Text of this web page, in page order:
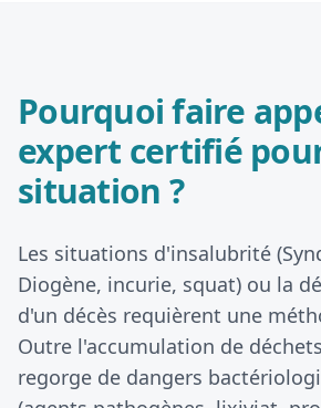
Pourquoi faire
expert certifié
situation ?
Les situations d'insalubrité
Diogène, incurie, squat) ou la
d'un décès requièrent une
Outre l'accumulation de
regorge de dangers